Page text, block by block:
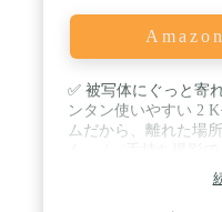
✅ 被写体にぐっと寄
ンタン使いやすい 2
ムだから、離れた場
動で補正します。 /
ク。シックな黒も撮